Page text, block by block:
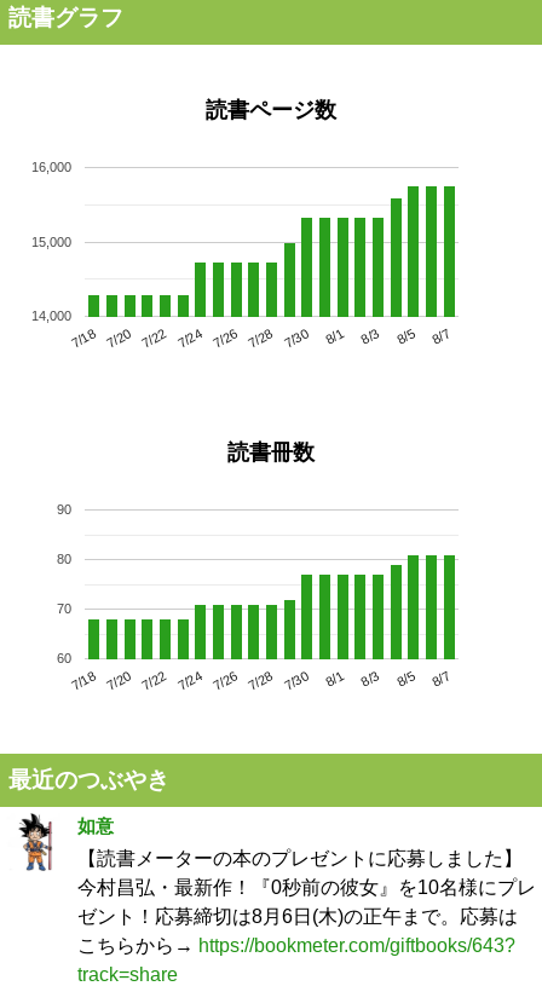
読書グラフ
読書ページ数
7/18 7/20 7/22 7/24 7/26 7/28 7/30 8/1 8/3 8/5 8/7
14,000
15,000
16,000
読書冊数
7/18 7/20 7/22 7/24 7/26 7/28 7/30 8/1 8/3 8/5 8/7
60
70
80
90
最近のつぶやき
如意
【読書メーターの本のプレゼントに応募しました】
今村昌弘・最新作！『0秒前の彼女』を10名様にプレ
ゼント！応募締切は8月6日(木)の正午まで。応募は
こちらから→ https://bookmeter.com/giftbooks/643?
track=share